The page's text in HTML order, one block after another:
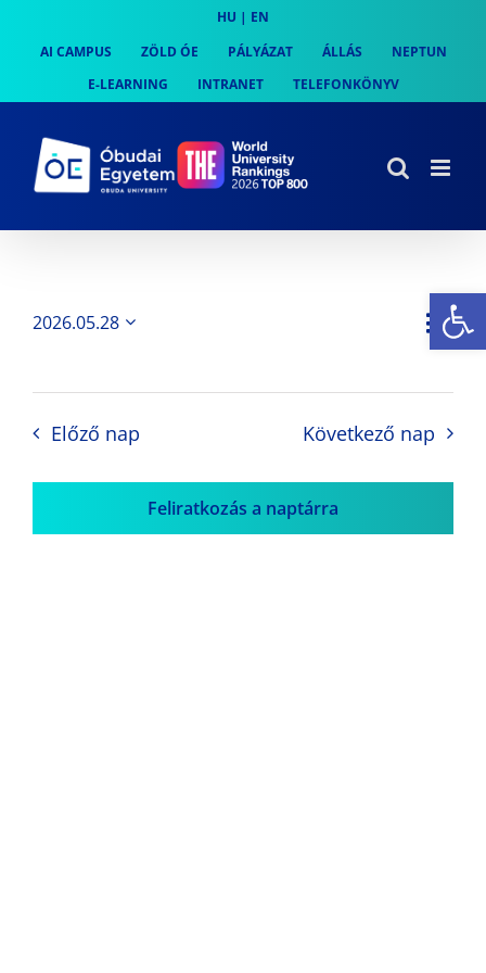
content
HU | EN
AI CAMPUS
ZÖLD ÓE PÁLYÁZAT ÁLLÁS
NEPTUN
E-LEARNING
INTRANET TELEFONKÖNYV
Nap
2026.05.28
Előző nap Következő nap
Feliratkozás a naptárra